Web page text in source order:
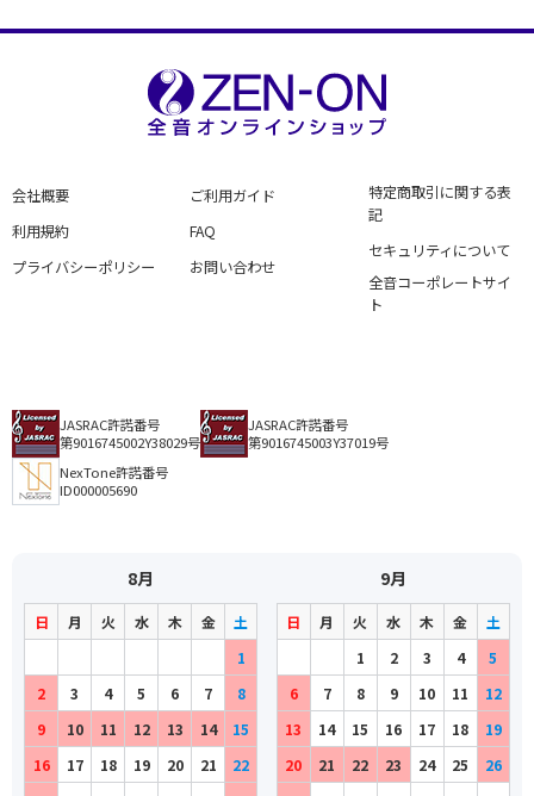
会社概要
利用規約
プライバシーポリシー
ご利用ガイド
FAQ
お問い合わせ
特定商取引に関する表
記
セキュリティについて
全音コーポレートサイ
ト
JASRAC許諾番号
第9016745002Y38029号
JASRAC許諾番号
第9016745003Y37019号
NexTone許諾番号
ID000005690
8月
日 月 火 水 木 金
土
1
2
3 4 5 6 7
8
9
10 11 12 13 14
15
16
17 18 19 20 21
22
9月
日 月 火 水 木 金
土
1
2 3 4
5
6
7 8 9 10 11
12
13
14 15 16 17 18
19
20
21 22 23 24 25
26